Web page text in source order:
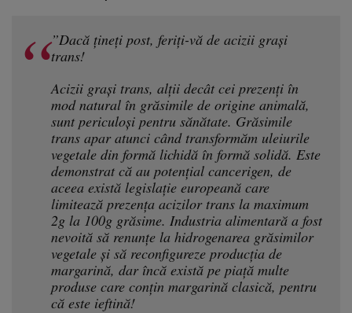
”Dacă țineți post, feriți-vă de acizii grași
trans!
Acizii grași trans, alții decât cei prezenți în
mod natural în grăsimile de origine animală,
sunt periculoși pentru sănătate. Grăsimile
trans apar atunci când transformăm uleiurile
vegetale din formă lichidă în formă solidă. Este
demonstrat că au potențial cancerigen, de
aceea există legislație europeană care
limitează prezența acizilor trans la maximum
2g la 100g grăsime. Industria alimentară a fost
nevoită să renunțe la hidrogenarea grăsimilor
vegetale și să reconfigureze producția de
margarină, dar încă există pe piață multe
produse care conțin margarină clasică, pentru
că este ieftină!